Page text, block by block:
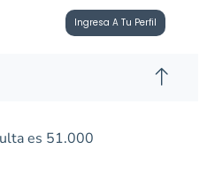
Ingresa A Tu Perfil
es 51.000